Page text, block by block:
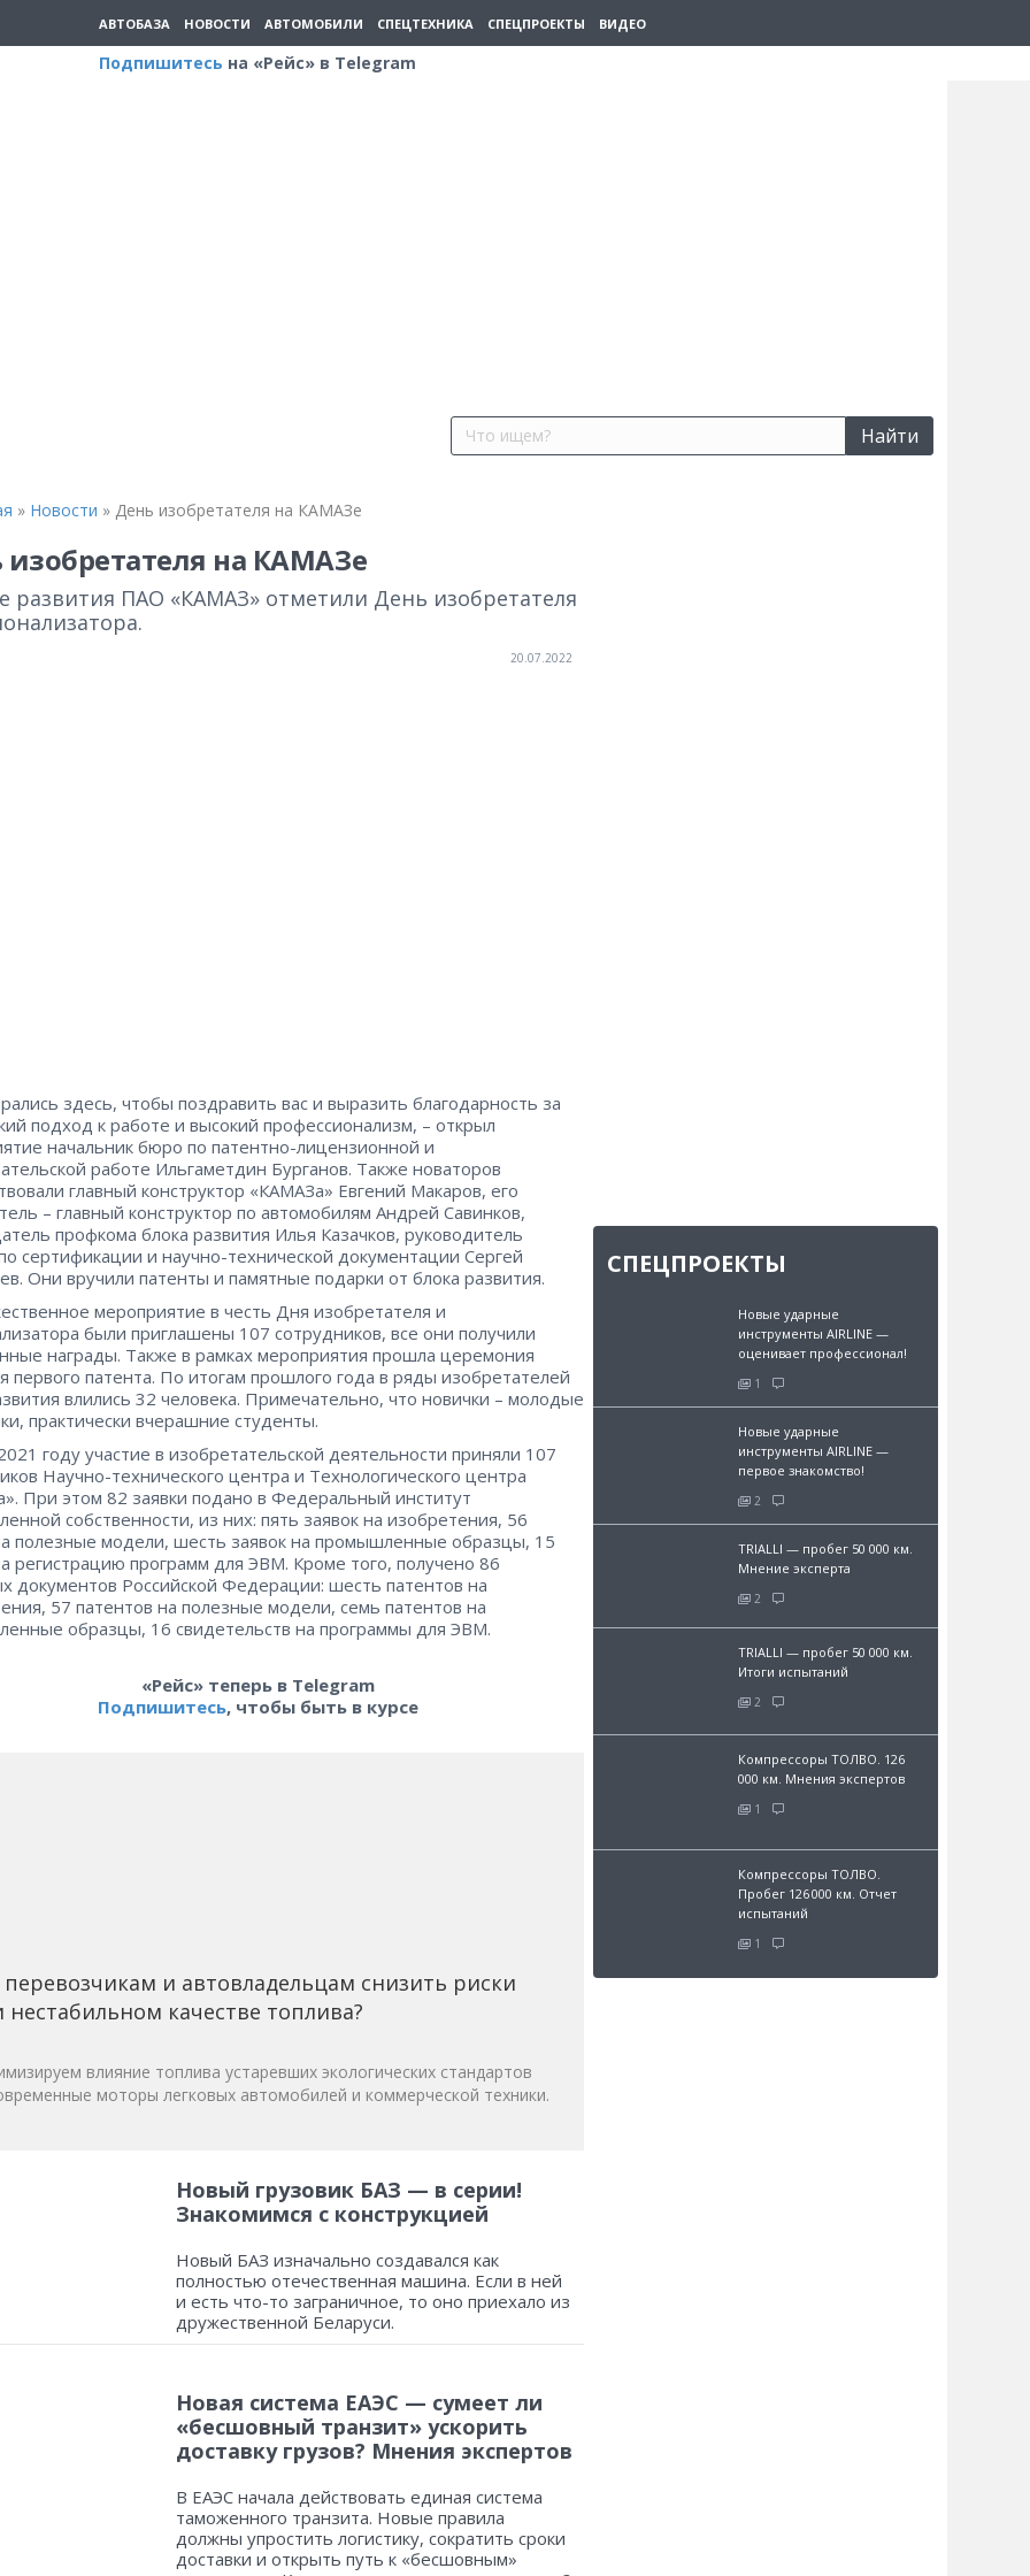
АВТОБАЗА НОВОСТИ АВТОМОБИЛИ СПЕЦТЕХНИКА СПЕЦПРОЕКТЫ ВИДЕО
Подпишитесь на «Рейс» в Telegram
Найти
» Новости » День изобретателя на КАМАЗе
на КАМАЗе
развития ПАО «КАМАЗ» отметили День изобретателя
20.07.2022
здесь, чтобы поздравить вас и выразить благодарность за
подход к работе и высокий профессионализм, – открыл
начальник бюро по патентно-лицензионной и
работе Ильгаметдин Бурганов. Также новаторов
главный конструктор «КАМАЗа» Евгений Макаров, его
– главный конструктор по автомобилям Андрей Савинков,
профкома блока развития Илья Казачков, руководитель
сертификации и научно-технической документации Сергей
Они вручили патенты и памятные подарки от блока развития.
мероприятие в честь Дня изобретателя и
были приглашены 107 сотрудников, все они получили
награды. Также в рамках мероприятия прошла церемония
первого патента. По итогам прошлого года в ряды изобретателей
влились 32 человека. Примечательно, что новички – молодые
практически вчерашние студенты.
году участие в изобретательской деятельности приняли 107
Научно-технического центра и Технологического центра
При этом 82 заявки подано в Федеральный институт
собственности, из них: пять заявок на изобретения, 56
полезные модели, шесть заявок на промышленные образцы, 15
регистрацию программ для ЭВМ. Кроме того, получено 86
документов Российской Федерации: шесть патентов на
57 патентов на полезные модели, семь патентов на
образцы, 16 свидетельств на программы для ЭВМ.
«Рейс» теперь в Telegram
Подпишитесь, чтобы быть в курсе
перевозчикам и автовладельцам снизить риски
нестабильном качестве топлива?
влияние топлива устаревших экологических стандартов
моторы легковых автомобилей и коммерческой техники.
Новый грузовик БАЗ — в серии!
Знакомимся с конструкцией
Новый БАЗ изначально создавался как
полностью отечественная машина. Если в ней
и есть что-то заграничное, то оно приехало из
дружественной Беларуси.
Новая система ЕАЭС — сумеет ли
«бесшовный транзит» ускорить
доставку грузов? Мнения экспертов
В ЕАЭС начала действовать единая система
таможенного транзита. Новые правила
должны упростить логистику, сократить сроки
доставки и открыть путь к «бесшовным»
СПЕЦПРОЕКТЫ
Новые ударные
инструменты AIRLINE —
оценивает профессионал!
1
Новые ударные
инструменты AIRLINE —
первое знакомство!
2
TRIALLI — пробег 50 000 км.
Мнение эксперта
2
TRIALLI — пробег 50 000 км.
Итоги испытаний
2
Компрессоры ТОЛВО. 126
000 км. Мнения экспертов
1
Компрессоры ТОЛВО.
Пробег 126 000 км. Отчет
испытаний
1